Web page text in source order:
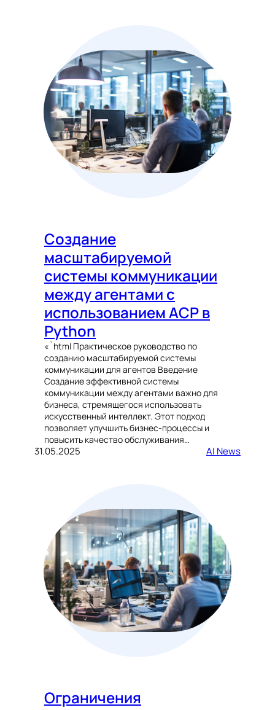
Создание
масштабируемой
системы коммуникации
между агентами с
использованием ACP в
Python
«`html Практическое руководство по
созданию масштабируемой системы
коммуникации для агентов Введение
Создание эффективной системы
коммуникации между агентами важно для
бизнеса, стремящегося использовать
искусственный интеллект. Этот подход
позволяет улучшить бизнес-процессы и
повысить качество обслуживания…
31.05.2025 AI News
Ограничения